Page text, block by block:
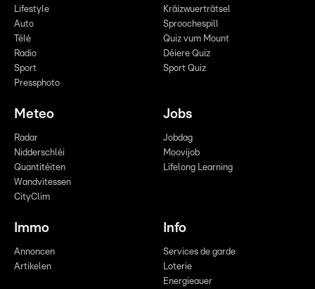
Lifestyle
Auto
Télé
Radio
Sport
Pressphoto
Kräizwuerträtsel
Sproochespill
Quiz vum Mount
Déiere Quiz
Sport Quiz
Meteo
Radar
Nidderschléi
Quantitéiten
Wandvitessen
CityClim
Jobs
Jobdag
Moovijob
Lifelong Learning
Immo
Annoncen
Artikelen
Info
Services de garde
Loterie
Energieauer